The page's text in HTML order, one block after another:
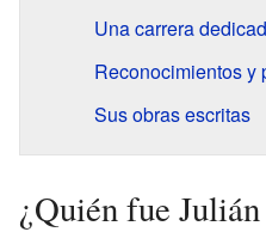
Una carrera
Reconocimientos y
Sus obras escritas
¿Quién fue